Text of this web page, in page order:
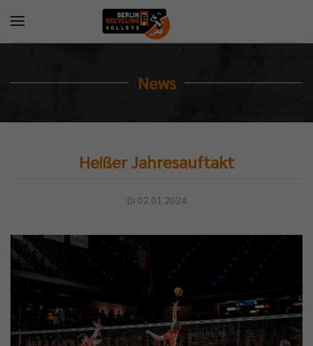
News
Heißer Jahresauftakt
Di 02.01.2024